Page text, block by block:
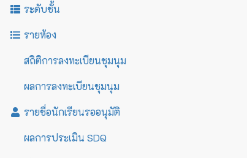
ระดับชั้น
รายห้อง
สถิติการลงทะเบียนชุมนุม
ผลการลงทะเบียนชุมนุม
รายชื่อนักเรียนรออนุมัติ
ผลการประเมิน SDQ